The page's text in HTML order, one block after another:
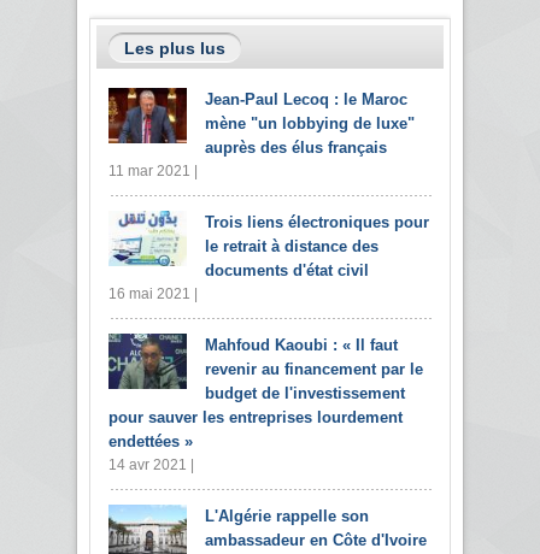
Les plus lus
Jean-Paul Lecoq : le Maroc
mène "un lobbying de luxe"
auprès des élus français
11 mar 2021 |
Trois liens électroniques pour
le retrait à distance des
documents d'état civil
16 mai 2021 |
Mahfoud Kaoubi : « Il faut
revenir au financement par le
budget de l'investissement
pour sauver les entreprises lourdement
endettées »
14 avr 2021 |
L'Algérie rappelle son
ambassadeur en Côte d'Ivoire